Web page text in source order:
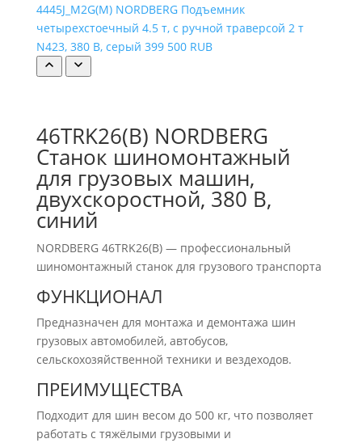
4445J_M2G(M) NORDBERG Подъемник
четырехстоечный 4.5 т, с ручной траверсой 2 т
N423, 380 В, серый 399 500 RUB
46TRK26(B) NORDBERG
Станок шиномонтажный
для грузовых машин,
двухскоростной, 380 В,
синий
NORDBERG 46TRK26(B) — профессиональный
шиномонтажный станок для грузового транспорта
ФУНКЦИОНАЛ
Предназначен для монтажа и демонтажа шин
грузовых автомобилей, автобусов,
сельскохозяйственной техники и вездеходов.
ПРЕИМУЩЕСТВА
Подходит для шин весом до 500 кг, что позволяет
работать с тяжёлыми грузовыми и